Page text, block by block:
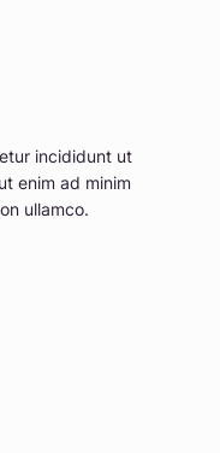
incididunt ut
enim ad minim
ullamco.